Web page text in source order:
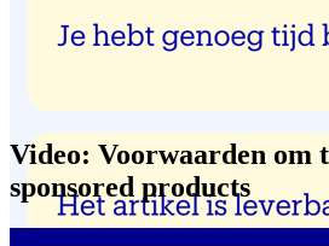
Video: Voorwaarden om
sponsored products